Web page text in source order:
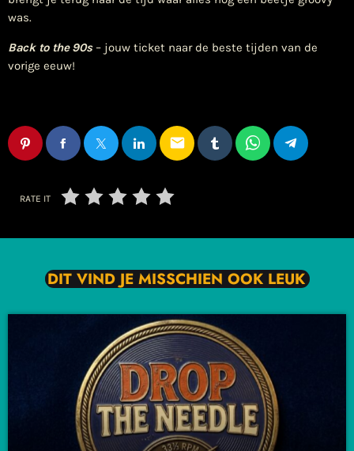
was.
Back to the 90s– jouw ticket naar de beste tijden van de
vorige eeuw!
email
RATE IT
DIT VIND JE MISSCHIEN OOK LEUK